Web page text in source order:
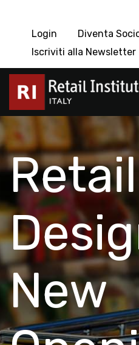
Login
Diventa
Iscriviti alla Newsletter
Retail
New